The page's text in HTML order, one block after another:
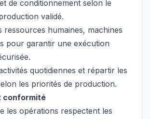
de conditionnement selon le
validé.
ressources humaines, machines
pour garantir une exécution
quotidiennes et répartir les
les priorités de production.
conformité
les opérations respectent les